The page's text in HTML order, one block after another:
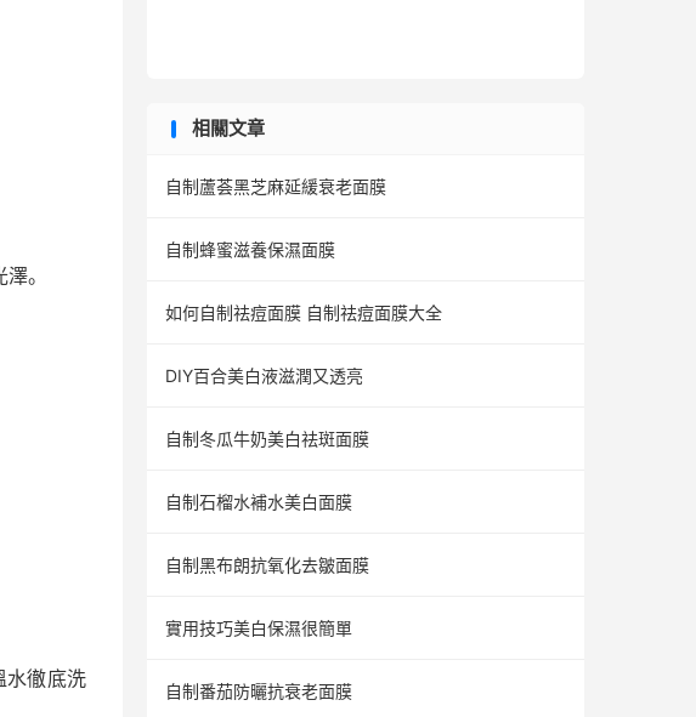
。
水徹底洗
相關文章
自制蘆荟黑芝麻延緩衰老面膜
自制蜂蜜滋養保濕面膜
如何自制祛痘面膜 自制祛痘面膜大全
DIY百合美白液滋潤又透亮
自制冬瓜牛奶美白祛斑面膜
自制石榴水補水美白面膜
自制黑布朗抗氧化去皺面膜
實用技巧美白保濕很簡單
自制番茄防曬抗衰老面膜